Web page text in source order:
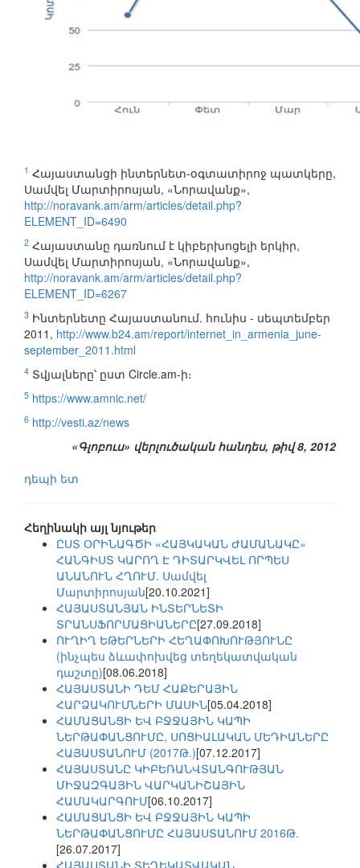
1 Հայաստանցի ինտերնետ-օգտատիրոջ պատկերը,
Սամվել Մարտիրոսյան, «Նորավանք»,
http://noravank.am/arm/articles/detail.php?
ELEMENT_ID=6490
2 Հայաստանը դառնում է կիբերխոցելի երկիր,
Սամվել Մարտիրոսյան, «Նորավանք»,
http://noravank.am/arm/articles/detail.php?
ELEMENT_ID=6267
3 Ինտերնետը Հայաստանում. հունիս - սեպտեմբեր
2011, http://www.b24.am/report/internet_in_armenia_june-
september_2011.html
4 Տվյալները՝ ըստ Circle.am-ի։
5 https://www.amnic.net/
6 http://vesti.az/news
«Գլոբուս» վերլուծական հանդես, թիվ 8, 2012
դեպի ետ
Հեղինակի այլ նյութեր
ԸՍՏ ՕՐԻՆԱԳԾԻ «ՀԱՅԿԱԿԱՆ ԺԱՄԱՆԱԿԸ»
ՀԱՆԳԻՍՏ ԿԱՐՈՂ Է ԴԻՏԱՐԿՎԵԼ ՈՐՊԵՍ
ԱՆԱՆՈՒՆ ՀՂՈՒՄ. Սամվել
Մարտիրոսյան[20.10.2021]
ՀԱՅԱՍՏԱՆՅԱՆ ԻՆՏԵՐՆԵՏԻ
ՏՐԱՆՍՖՈՐՄԱՑԻԱՆԵՐԸ[27.09.2018]
ՈՒՂԻՂ ԵԹԵՐՆԵՐԻ ՀԵՂԱՓՈԽՈՒԹՅՈՒՆԸ
(ինչպես ձևափոխվեց տեղեկատվական
դաշտը)[08.06.2018]
ՀԱՅԱՍՏԱՆԻ ԴԵՄ ՀԱՔԵՐԱՅԻՆ
ՀԱՐՁԱԿՈՒՄՆԵՐԻ ՄԱՍԻՆ[05.04.2018]
ՀԱՄԱՑԱՆՑԻ ԵՎ ԲՋՋԱՅԻՆ ԿԱՊԻ
ՆԵՐԹԱՓԱՆՑՈՒՄԸ, ՍՈՑԻԱԼԱԿԱՆ ՄԵԴԻԱՆԵՐԸ
ՀԱՅԱՍՏԱՆՈՒՄ (2017Թ.)[07.12.2017]
ՀԱՅԱՍՏԱՆԸ ԿԻԲԵՌԱՆՎՏԱՆԳՈՒԹՅԱՆ
ՄԻՋԱԶԳԱՅԻՆ ՎԱՐԿԱՆԻՇԱՅԻՆ
ՀԱՄԱԿԱՐԳՈՒՄ[06.10.2017]
ՀԱՄԱՑԱՆՑԻ ԵՎ ԲՋՋԱՅԻՆ ԿԱՊԻ
ՆԵՐԹԱՓԱՆՑՈՒՄԸ ՀԱՅԱՍՏԱՆՈՒՄ 2016Թ.
[26.07.2017]